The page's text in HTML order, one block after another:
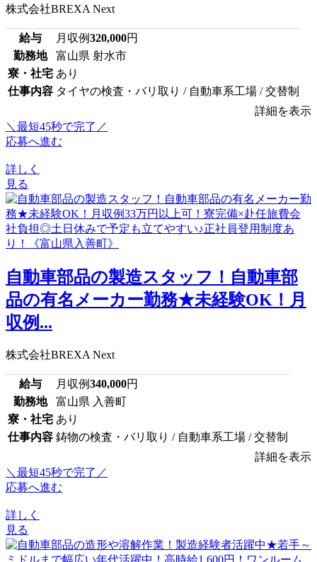
株式会社BREXA Next
給与 月収例320,000円
勤務地
富山県 射水市
寮・社宅 あり
仕事内容 タイヤの検査・バリ取り / 自動車系工場 / 交替制
詳細を表示
＼最短45秒で完了／
応募へ進む
詳しく
見る
自動車部品の製造スタッフ！自動車部
品の有名メーカー勤務★未経験OK！月
収例...
株式会社BREXA Next
給与 月収例340,000円
勤務地
富山県 入善町
寮・社宅 あり
仕事内容 鋳物の検査・バリ取り / 自動車系工場 / 交替制
詳細を表示
＼最短45秒で完了／
応募へ進む
詳しく
見る